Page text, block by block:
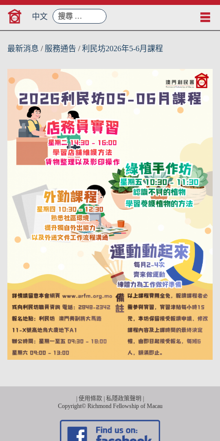
Skip
中文 搜
尋：
最新消息 / 服務通告 /利民坊2026年5-6月課程
使用條款 私隱政策聲明
Copyright© Richmond Fellowship of Macau